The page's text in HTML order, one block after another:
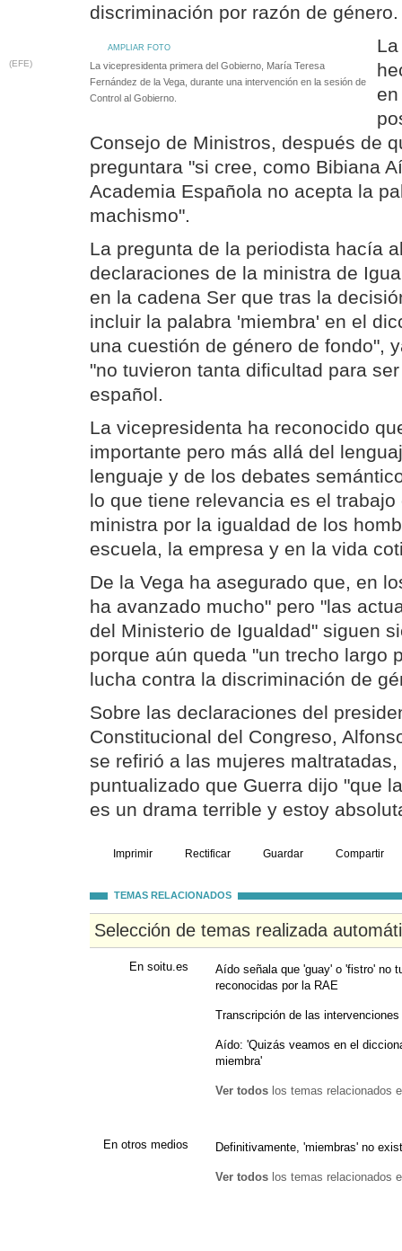
discriminación por razón de género.
AMPLIAR FOTO
(EFE)
La vicepresidenta primera del Gobierno, María Teresa
Fernández de la Vega, durante una intervención en la sesión de
Control al Gobierno.
Consejo de Ministros, después de
preguntara "si cree, como Bibiana
Academia Española no acepta la
machismo".
La pregunta de la periodista hacía
declaraciones de la ministra de
en la cadena Ser que tras la
incluir la palabra 'miembra' en el
una cuestión de género de fondo",
"no tuvieron tanta dificultad para
español.
La vicepresidenta ha reconocido
importante pero más allá del
lenguaje y de los debates
lo que tiene relevancia es el
ministra por la igualdad de los
escuela, la empresa y en la vida
De la Vega ha asegurado que, en
ha avanzado mucho" pero "las
del Ministerio de Igualdad" siguen
porque aún queda "un trecho largo
lucha contra la discriminación de
Sobre las declaraciones del
Constitucional del Congreso,
se refirió a las mujeres
puntualizado que Guerra dijo "que
es un drama terrible y estoy
Imprimir Rectificar Guardar Compartir
TEMAS RELACIONADOS
Selección de temas realizada
En soitu.es
Aído señala que 'guay' o 'fistro' no
reconocidas por la RAE
Transcripción de las
Aído: 'Quizás veamos en el
miembra'
Ver todos los temas relacionados
En otros medios Definitivamente, 'miembras' no
Ver todos los temas relacionados